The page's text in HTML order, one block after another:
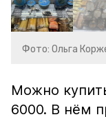
Фото: Ольга
Можно
6000. В нём